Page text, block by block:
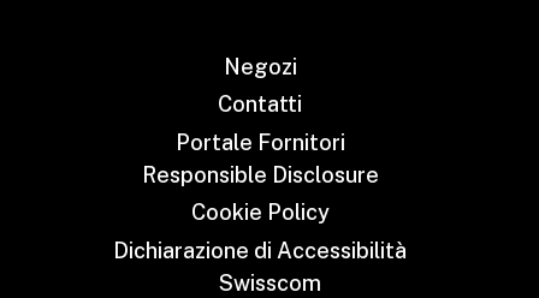
Negozi
Contatti
Portale Fornitori
Responsible Disclosure
Cookie Policy
Dichiarazione di Accessibilità
Swisscom